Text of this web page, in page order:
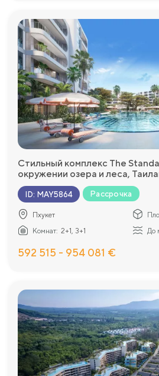
Стильный комплекс The
окружении озера и леса,
ID: MAY5864 Рассрочка
Пхукет
Комнат: 2+1, 3+1 До
592 515 - 954 081 €